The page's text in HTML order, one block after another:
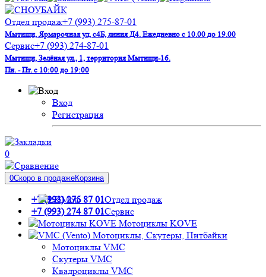
Отдел продаж+7 (993) 275-87-01
Мытищи, Ярмарочная ул, с4Б, линия Д4. Ежедневно с 10.00 до 19.00
Сервис+7 (993) 274-87-01
Мытищи, Зелёная ул., 1, территория Мытищи-16.
Пн. - Пт. с 10:00 до 19:00
Вход
Регистрация
0
0Скоро в продажеКорзина
+7 (993) 275 87 01Отдел продаж
+7 (993) 274 87 01Сервис
Мотоциклы KOVE
Мотоциклы, Скутеры, Питбайки
Мотоциклы VMC
Скутеры VMC
Квадроциклы VMC